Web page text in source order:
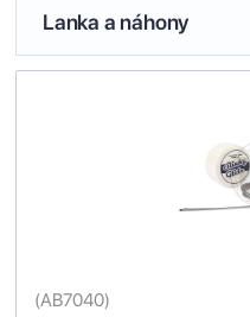
Lanka a náhony
(AB7040)